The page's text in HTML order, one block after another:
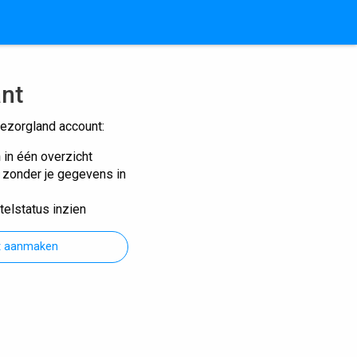
account:
één overzicht
je gegevens in
inzien